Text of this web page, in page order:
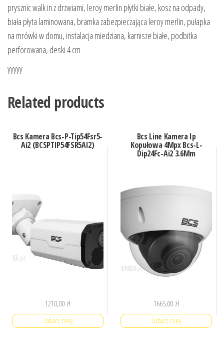
prysznic walk in z drzwiami, leroy merlin płytki białe, kosz na odpady,
biała płyta laminowana, bramka zabezpieczająca leroy merlin, pułapka
na mrówki w domu, instalacja miedziana, karnisze białe, podbitka
perforowana, deski 4 cm
yyyyy
Related products
Bcs Kamera Bcs-P-Tip54Fsr5-
Ai2 (BCSPTIP54FSR5AI2)
1210,00 zł
Zobacz cenę
Bcs Line Kamera Ip
Kopułowa 4Mpx Bcs-L-
Dip24Fc-Ai2 3.6Mm
1665,00 zł
Zobacz cenę